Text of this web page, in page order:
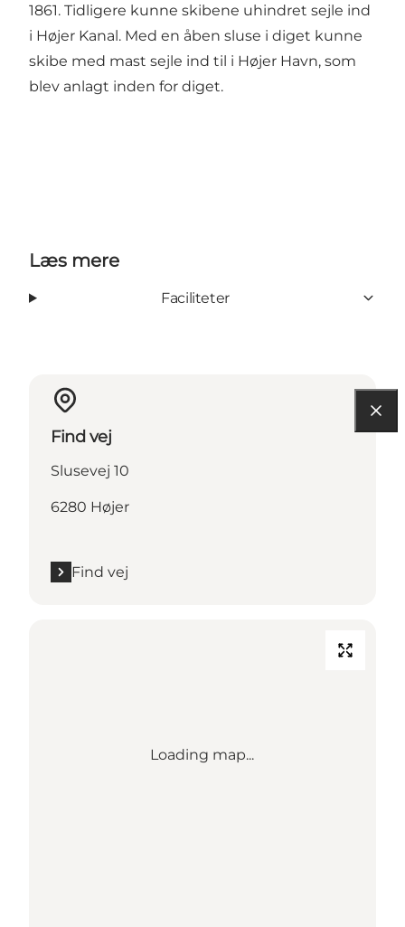
1861. Tidligere kunne skibene uhindret sejle ind
i Højer Kanal. Med en åben sluse i diget kunne
skibe med mast sejle ind til i Højer Havn, som
blev anlagt inden for diget.
Læs mere
Faciliteter
Find vej
Slusevej 10
6280 Højer
Find vej
Loading map...